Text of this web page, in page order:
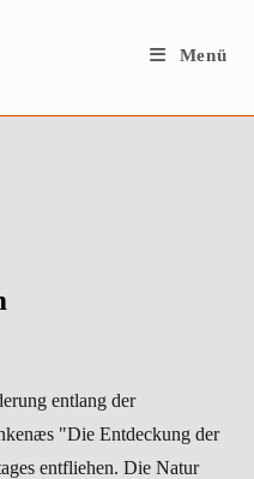
Menü
entlang der
"Die Entdeckung der
entfliehen. Die Natur